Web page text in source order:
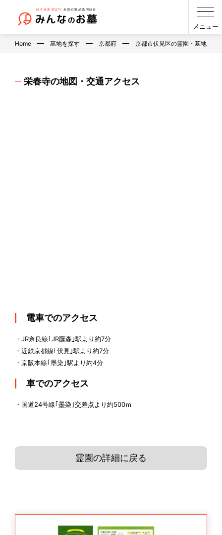
メニュー
Home 墓地を探す 京都府 京都市伏見区の霊園・墓地・お
栄春寺の地図・交通アクセス
電車でのアクセス
・JR奈良線｢JR藤森｣駅より約7分
・近鉄京都線｢伏見｣駅より約7分
・京阪本線｢墨染｣駅より約4分
車でのアクセス
・国道24号線｢墨染｣交差点より約500ｍ
霊園の詳細に戻る